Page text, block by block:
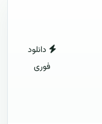
دانلود
فوری